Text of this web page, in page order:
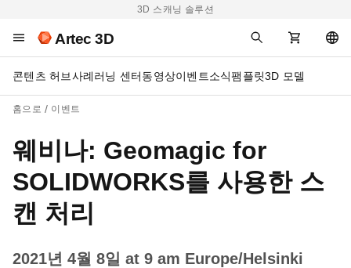
3D 스캐닝 솔루션
Artec 3D
콘텐츠 허브사례러닝 센터동영상이벤트소식팸플릿3D 모델
홈으로 이벤트
웨비나: Geomagic for
SOLIDWORKS를 사용한 스
캔 처리
2021년 4월 8일 at 9 am Europe/Helsinki